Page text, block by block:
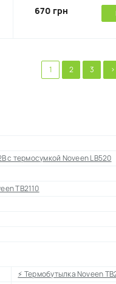
670 грн
1 2 3 >
с термосумкой Noveen LB520
TB2110
⚡ Термобутылка Noveen